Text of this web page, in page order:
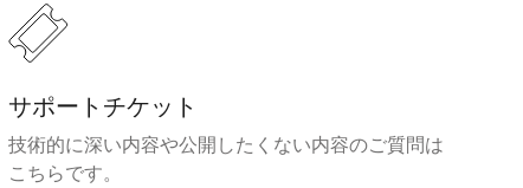
サポートチケット
技術的に深い内容や公開したくない内容のご質問は
こちらです。